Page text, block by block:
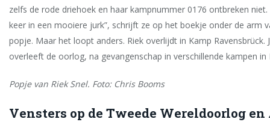
zelfs de rode driehoek en haar kampnummer 0176 ontbreken niet.
keer in een mooiere jurk”, schrijft ze op het boekje onder de arm
popje. Maar het loopt anders. Riek overlijdt in Kamp Ravensbrück.
overleeft de oorlog, na gevangenschap in verschillende kampen in
Popje van Riek Snel. Foto: Chris Booms
Vensters op de Tweede Wereldoorlog